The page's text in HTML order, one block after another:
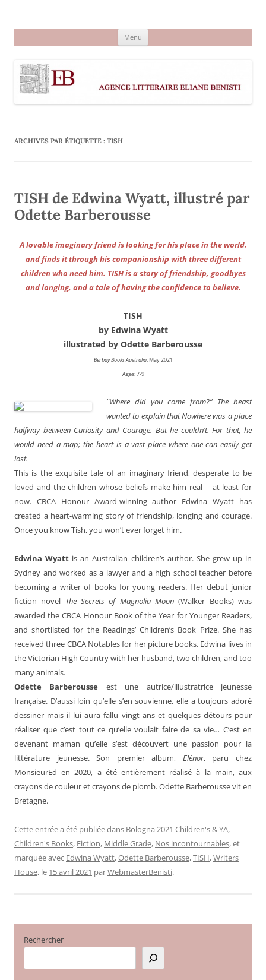
Menu
ARCHIVES PAR ÉTIQUETTE : TISH
TISH de Edwina Wyatt, illustré par
Odette Barberousse
A lovable imaginary friend is looking for his place in the world,
and finds it through his companionship with three different
children who need him. TISH is a story of friendship, goodbyes
and longing, and a tale of having the confidence to believe.
TISH
by Edwina Wyatt
illustrated by Odette Barberousse
Berbay Books Australia, May 2021
Ages: 7-9
“Where did you come from?” The beast
wanted to explain that Nowhere was a place
halfway between Curiosity and Courage. But he couldn’t. For that, he
would need a map; the heart is a vast place where one can easily get
lost.
This is the exquisite tale of an imaginary friend, desperate to be
loved and the children whose beliefs make him real – at least for
now. CBCA Honour Award-winning author Edwina Wyatt has
created a heart-warming story of friendship, longing and courage.
Once you know Tish, you won’t ever forget him.
Edwina Wyatt is an Australian children’s author. She grew up in
Sydney and worked as a lawyer and a high school teacher before
becoming a writer of books for young readers. Her debut junior
fiction novel The Secrets of Magnolia Moon (Walker Books) was
awarded the CBCA Honour Book of the Year for Younger Readers,
and shortlisted for the Readings’ Children’s Book Prize. She has
received three CBCA Notables for her picture books. Edwina lives in
the Victorian High Country with her husband, two children, and too
many animals.
Odette Barberousse est une autrice/illustratrice jeunesse
française. D’aussi loin qu’elle s’en souvienne, elle a toujours adoré
dessiner mais il lui aura fallu vingt ans et quelques détours pour
réaliser que c’est tout ce qu’elle voulait faire de sa vie… C’est en
devenant maman qu’elle s’est découvert une passion pour la
littérature jeunesse. Son premier album, Elénor, paru chez
MonsieurEd en 2020, a été entièrement réalisé à la main, aux
crayons de couleur et crayons de plomb. Odette Barberousse vit en
Bretagne.
Cette entrée a été publiée dans Bologna 2021 Children's & YA,
Children's Books, Fiction, Middle Grade, Nos incontournables, et
marquée avec Edwina Wyatt,Odette Barberousse,TISH,Writers
House, le 15 avril 2021 parWebmasterBenisti.
Rechercher